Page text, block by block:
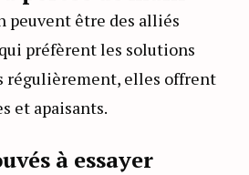
peuvent être des alliés
préfèrent les solutions
régulièrement, elles offrent
et apaisants.
à essayer